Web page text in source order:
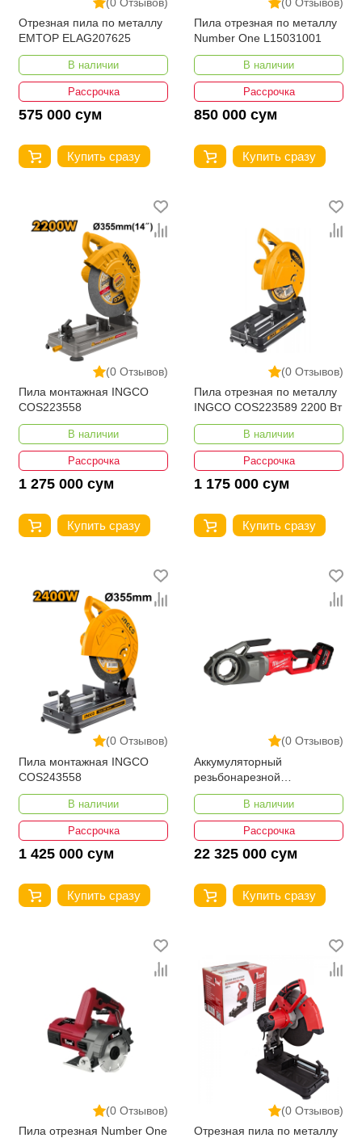
Отрезная пила по металлу
EMTOP ELAG207625
В наличии
Рассрочка
575 000 сум
Купить сразу
Пила отрезная по металлу
Number One L15031001
В наличии
Рассрочка
850 000 сум
Купить сразу
(0 Отзывов)
Пила монтажная INGCO
COS223558
В наличии
Рассрочка
1 275 000 сум
Купить сразу
(0 Отзывов)
Пила отрезная по металлу
INGCO COS223589 2200 Вт
В наличии
Рассрочка
1 175 000 сум
Купить сразу
(0 Отзывов)
Пила монтажная INGCO
COS243558
В наличии
Рассрочка
1 425 000 сум
Купить сразу
(0 Отзывов)
Аккумуляторный
резьбонарезной
инструмент для труб
Milwaukee M18 FPT2-121C
В наличии
Рассрочка
22 325 000 сум
Купить сразу
(0 Отзывов)
Пила отрезная Number One
(0 Отзывов)
Отрезная пила по металлу